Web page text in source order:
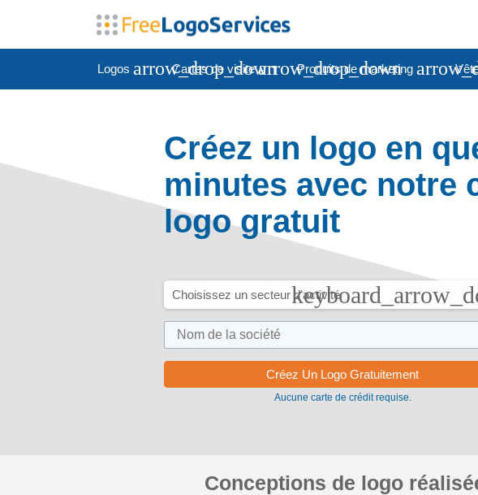
Logos arrow_drop_down
Cartes de visite arrow_drop_down
Produits de marketing
Créez un logo en
minutes avec notre
logo gratuit
Choisissez un secteur d'activité
Aucune carte de crédit requise.
Conceptions de logo